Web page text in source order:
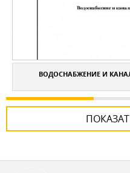
ВОДОСНАБЖЕНИЕ И